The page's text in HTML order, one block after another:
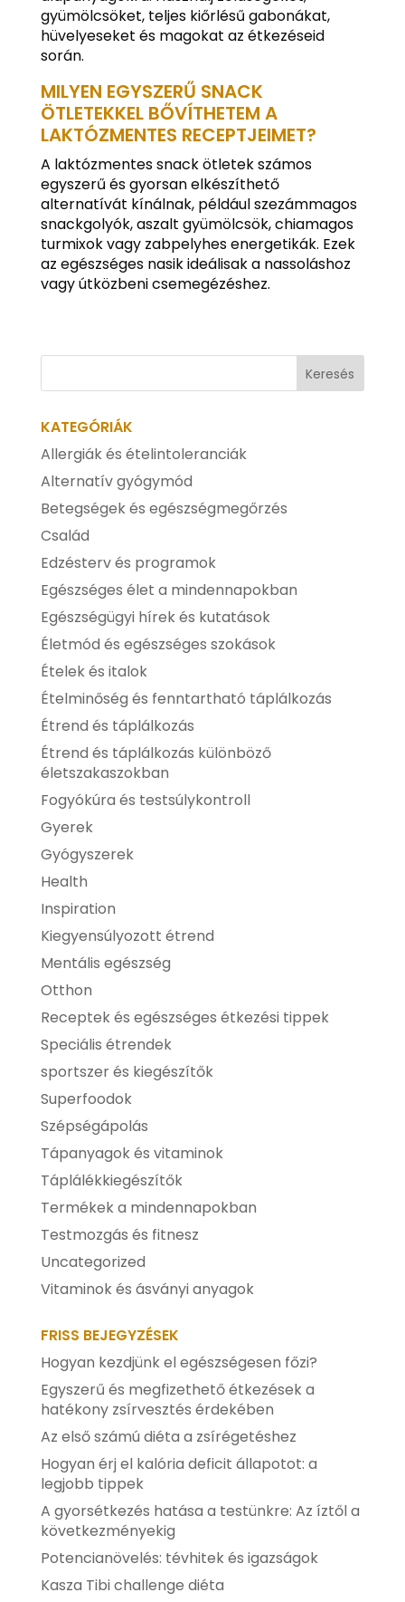
gyümölcsöket, teljes kiőrlésű gabonákat,
hüvelyeseket és magokat az étkezéseid
során.
MILYEN EGYSZERŰ SNACK
ÖTLETEKKEL BŐVÍTHETEM A
LAKTÓZMENTES RECEPTJEIMET?
A laktózmentes snack ötletek számos
egyszerű és gyorsan elkészíthető
alternatívát kínálnak, például szezámmagos
snackgolyók, aszalt gyümölcsök, chiamagos
turmixok vagy zabpelyhes energetikák. Ezek
az egészséges nasik ideálisak a nassoláshoz
vagy útközbeni csemegézéshez.
KATEGÓRIÁK
Allergiák és ételintoleranciák
Alternatív gyógymód
Betegségek és egészségmegőrzés
Család
Edzésterv és programok
Egészséges élet a mindennapokban
Egészségügyi hírek és kutatások
Életmód és egészséges szokások
Ételek és italok
Ételminőség és fenntartható táplálkozás
Étrend és táplálkozás
Étrend és táplálkozás különböző
életszakaszokban
Fogyókúra és testsúlykontroll
Gyerek
Gyógyszerek
Health
Inspiration
Kiegyensúlyozott étrend
Mentális egészség
Otthon
Receptek és egészséges étkezési tippek
Speciális étrendek
sportszer és kiegészítők
Superfoodok
Szépségápolás
Tápanyagok és vitaminok
Táplálékkiegészítők
Termékek a mindennapokban
Testmozgás és fitnesz
Uncategorized
Vitaminok és ásványi anyagok
FRISS BEJEGYZÉSEK
Hogyan kezdjünk el egészségesen főzi?
Egyszerű és megfizethető étkezések a
hatékony zsírvesztés érdekében
Az első számú diéta a zsírégetéshez
Hogyan érj el kalória deficit állapotot: a
legjobb tippek
A gyorsétkezés hatása a testünkre: Az íztől a
következményekig
Potencianövelés: tévhitek és igazságok
Kasza Tibi challenge diéta